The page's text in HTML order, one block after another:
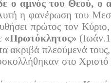
ο αμνός του Θεού, ο
η φανέρωση του
πρώτος τον Κύριο,
«Πρωτόκλητος»
ακριβά πλεούμενά
στο